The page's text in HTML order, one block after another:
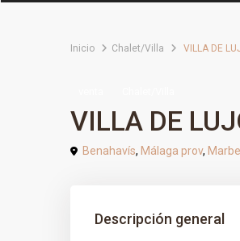
Inicio Chalet/Villa VILLA DE
VILLA DE
Benahavís, Málaga prov,
Descripción general